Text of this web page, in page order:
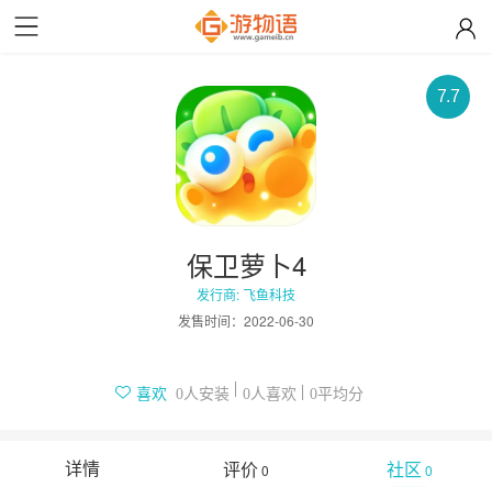
7.7
保卫萝卜4
发行商: 飞鱼科技
发售时间： 2022-06-30
喜欢 0人安装 0人喜欢 0平均分
详情 评价0 社区 0